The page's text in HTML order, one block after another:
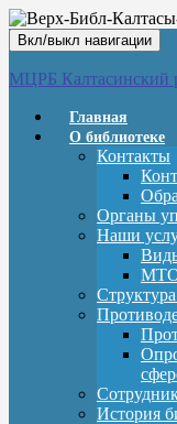
Вкл/выкл навигации
МЦРБ Калтасинский
Главная
О библиотеке
Контакты
Органы
Наши
МТО
История